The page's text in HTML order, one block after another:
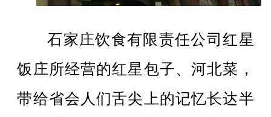
石家庄饮食有限责任公司红星
饭庄所经营的红星包子、河北菜，
带给省会人们舌尖上的记忆长达半